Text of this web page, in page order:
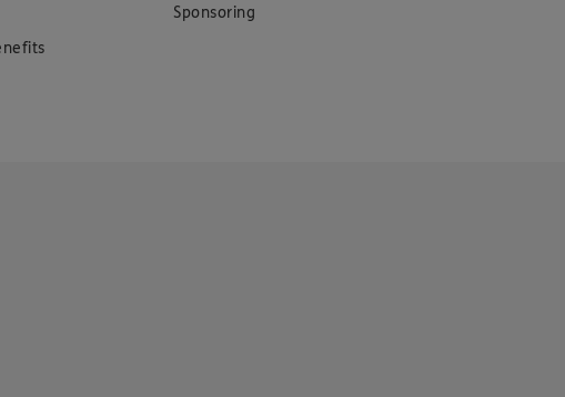
Sponsoring